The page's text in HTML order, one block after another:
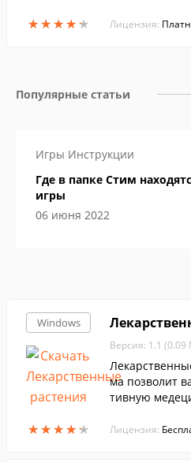
★★★★★
★★★★★
д, иначе
т невольно
Лицензия:
Популярные статьи
Игры Инструкции
Где в папке Стим
игры
06 июня 2022
Windows
★★★★★
★★★★★
Версия: 1.1 (0.09
ма позволит
тивную
Лицензия: